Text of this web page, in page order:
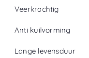
Veerkrachtig
Anti kuilvorming
Lange levensduur